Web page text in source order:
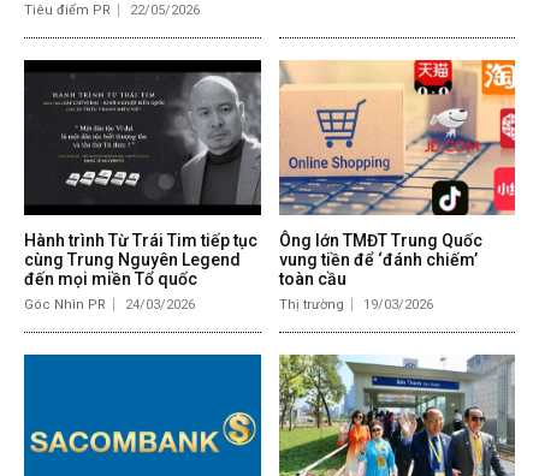
Tiêu điểm PR 22/05/2026
Hành trình Từ Trái Tim tiếp tục
cùng Trung Nguyên Legend
đến mọi miền Tổ quốc
Góc Nhìn PR 24/03/2026
Ông lớn TMĐT Trung Quốc
vung tiền để ‘đánh chiếm’
toàn cầu
Thị trường 19/03/2026